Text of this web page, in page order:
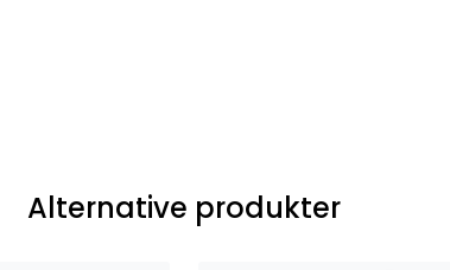
Alternative produkter